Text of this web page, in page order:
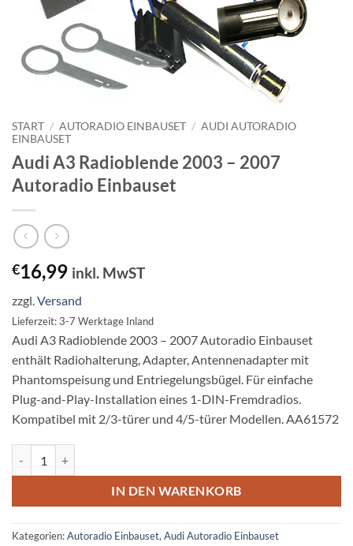
START / AUTORADIO EINBAUSET / AUDI AUTORADIO
EINBAUSET
Audi A3 Radioblende 2003 – 2007
Autoradio Einbauset
€16,99 inkl. MwST
zzgl. Versand
Lieferzeit: 3-7 Werktage Inland
Audi A3 Radioblende 2003 – 2007 Autoradio Einbauset
enthält Radiohalterung, Adapter, Antennenadapter mit
Phantomspeisung und Entriegelungsbügel. Für einfache
Plug-and-Play-Installation eines 1-DIN-Fremdradios.
Kompatibel mit 2/3-türer und 4/5-türer Modellen. AA61572
IN DEN WARENKORB
Kategorien:Autoradio Einbauset,Audi Autoradio Einbauset